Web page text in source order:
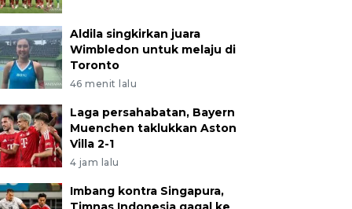
Aldila singkirkan juara
Wimbledon untuk melaju di
Toronto
46 menit lalu
Laga persahabatan, Bayern
Muenchen taklukkan Aston
Villa 2-1
4 jam lalu
Imbang kontra Singapura,